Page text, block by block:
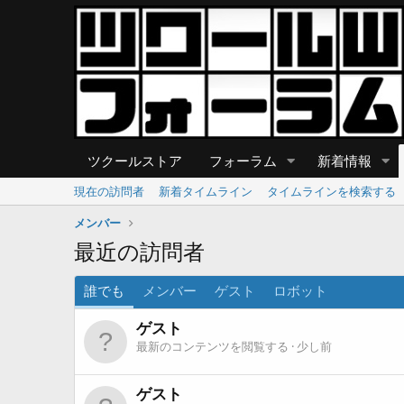
ツクールストア フォーラム 新着情報
現在の訪問者 新着タイムライン
タイムラインを検索する
メンバー
最近の訪問者
誰でも メンバー ゲスト ロボット
ゲスト
最新のコンテンツを閲覧する 少し前
ゲスト